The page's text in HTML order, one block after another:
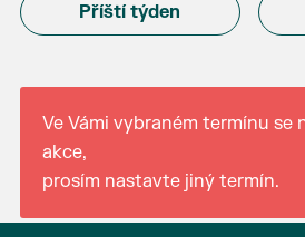
Příští týden
Ve Vámi vybraném termínu se
akce,
prosím nastavte jiný termín.